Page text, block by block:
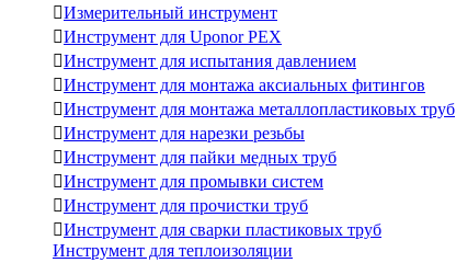
Измерительный инструмент
Инструмент для Uponor PEX
Инструмент для испытания давлением
Инструмент для монтажа аксиальных фитингов
Инструмент для монтажа металлопластиковых труб
Инструмент для нарезки резьбы
Инструмент для пайки медных труб
Инструмент для промывки систем
Инструмент для прочистки труб
Инструмент для сварки пластиковых труб
Инструмент для теплоизоляции